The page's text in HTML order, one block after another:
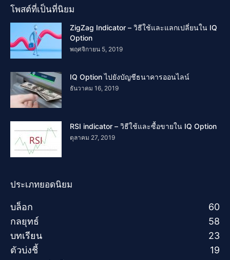
โพสต์ที่เป็นที่นิยม
ZigZag Indicator – วิธีใช้และแลกเปลี่ยนใน IQ
Option
พฤศจิกายน 5, 2019
IQ Option ไปยังบัญชีธนาคารออนไลน์
ธันวาคม 16, 2019
RSI indicator – วิธีใช้และซื้อขายใน IQ Option
ตุลาคม 27, 2019
ประเภทยอดนิยม
บล็อก
60
กลยุทธ์
58
บทเรียน
23
ตัวบ่งชี้
19